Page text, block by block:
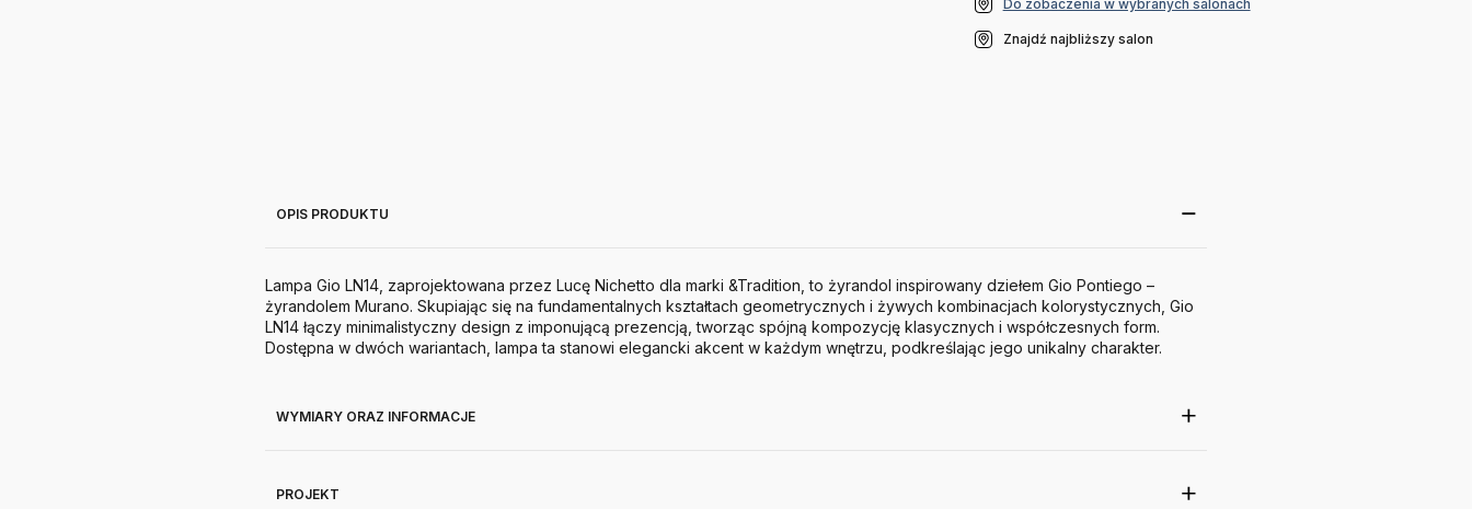
Do zobaczenia w wybranych salonach
Znajdź najbliższy salon
OPIS PRODUKTU
Lampa Gio LN14, zaprojektowana przez Lucę Nichetto dla marki &Tradition, to żyrandol inspirowany dziełem Gio Pontiego –
żyrandolem Murano. Skupiając się na fundamentalnych kształtach geometrycznych i żywych kombinacjach kolorystycznych, Gio
LN14 łączy minimalistyczny design z imponującą prezencją, tworząc spójną kompozycję klasycznych i współczesnych form.
Dostępna w dwóch wariantach, lampa ta stanowi elegancki akcent w każdym wnętrzu, podkreślając jego unikalny charakter.
WYMIARY ORAZ INFORMACJE
PROJEKT